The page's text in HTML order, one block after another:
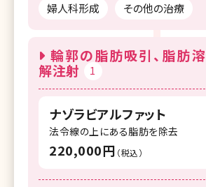
婦人科形成
その他の治療
輪郭の脂肪吸引、脂肪溶
解注射
1
ナゾラビアルファット
法令線の上にある脂肪を除去
220,000円 （税込）